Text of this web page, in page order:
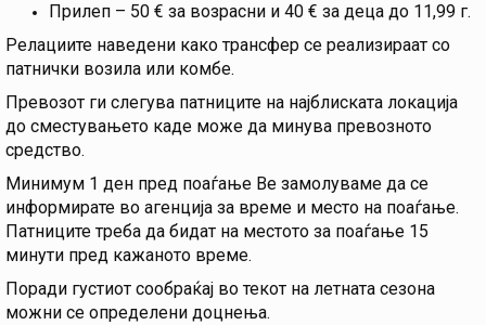
Прилеп – 50 € за возрасни и 40 € за деца до 11,99 г.
Релациите наведени како трансфер се реализираат со
патнички возила или комбе.
Превозот ги слегува патниците на најблиската локација
до сместувањето каде може да минува превозното
средство.
Минимум 1 ден пред поаѓање Ве замолуваме да се
информирате во агенција за време и место на поаѓање.
Патниците треба да бидат на местото за поаѓање 15
минути пред кажаното време.
Поради густиот сообраќај во текот на летната сезона
можни се определени доцнења.